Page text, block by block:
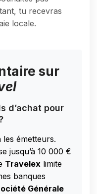
tu recevras
locale.
sur
d’achat pour
émetteurs.
jusqu’à 10 000 €
Travelex limite
banques
Générale